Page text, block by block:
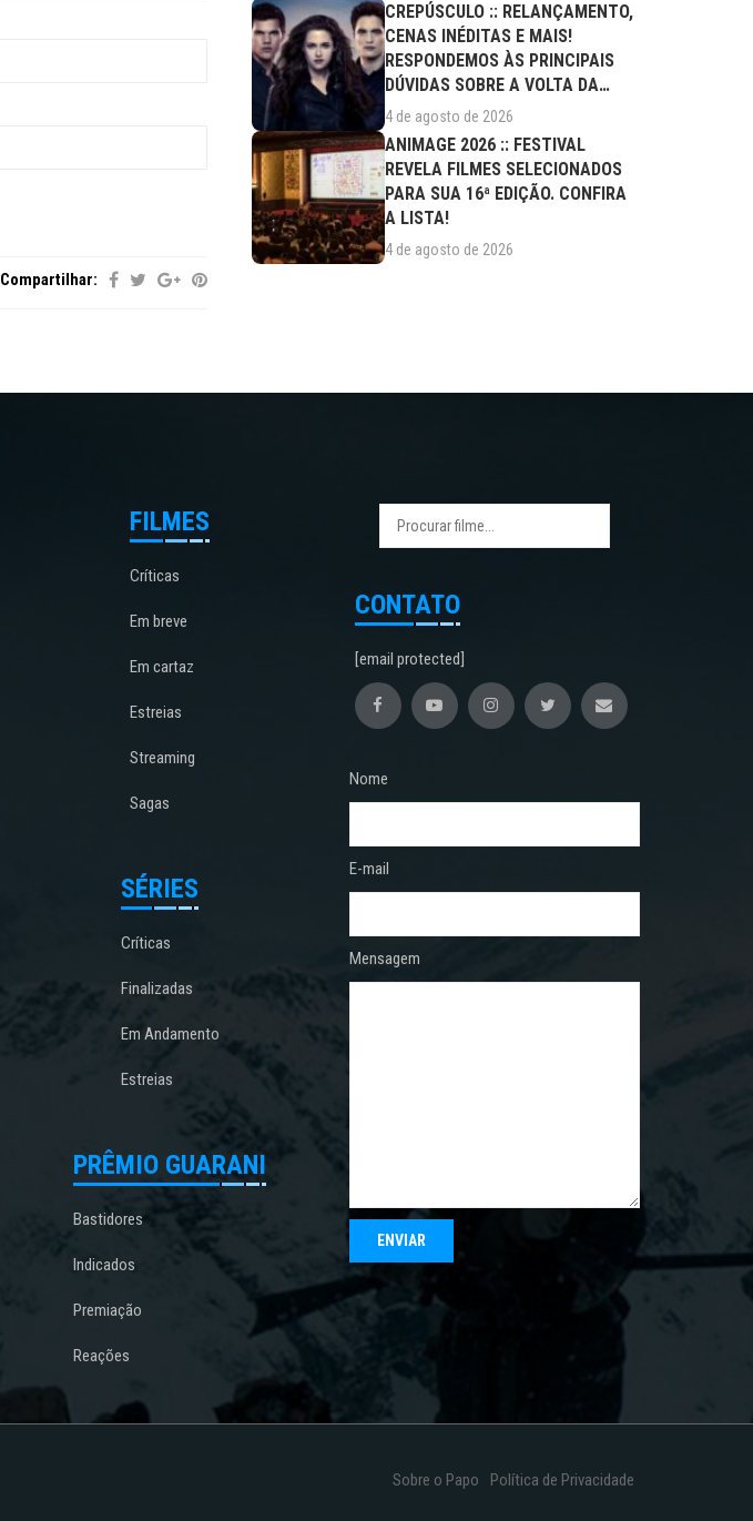
Compartilhar:
CREPÚSCULO :: RELANÇAMENTO,
CENAS INÉDITAS E MAIS!
RESPONDEMOS ÀS PRINCIPAIS
DÚVIDAS SOBRE A VOLTA DA
SAGA AOS CINEMAS
4 de agosto de 2026
ANIMAGE 2026 :: FESTIVAL
REVELA FILMES SELECIONADOS
PARA SUA 16ª EDIÇÃO. CONFIRA
A LISTA!
4 de agosto de 2026
FILMES
Críticas
Em breve
Em cartaz
Estreias
Streaming
Sagas
SÉRIES
Críticas
Finalizadas
Em Andamento
Estreias
PRÊMIO GUARANI
Bastidores
Indicados
Premiação
Reações
CONTATO
[email protected]
Nome
E-mail
Mensagem
Sobre o Papo Política de Privacidade